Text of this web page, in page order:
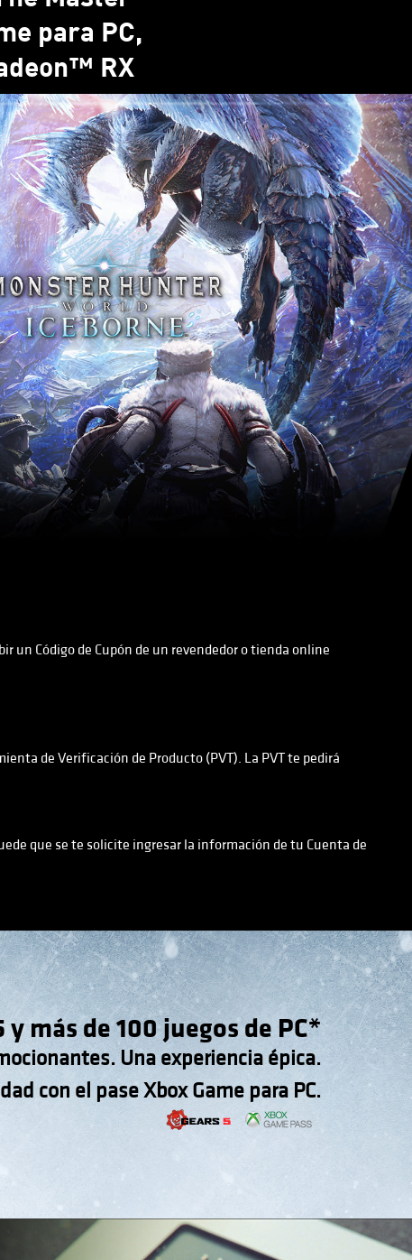
para PC,
RX
un Código de Cupón de un revendedor o tienda online
de Verificación de Producto (PVT). La PVT te pedirá
que se te solicite ingresar la información de tu Cuenta de
y más de 100 juegos de PC*
Una experiencia épica.
con el pase Xbox Game para PC.